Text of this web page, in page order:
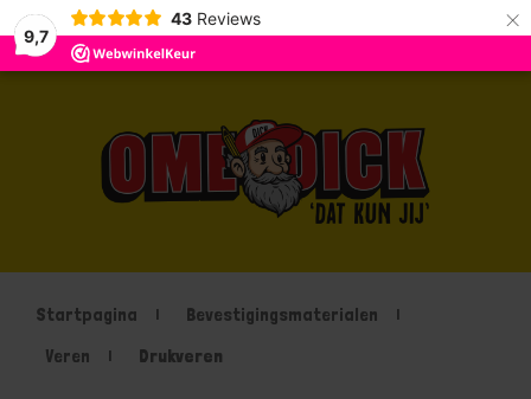
9,7
43 Reviews ×
Startpagina
Bevestigingsmaterialen
Veren
Drukveren